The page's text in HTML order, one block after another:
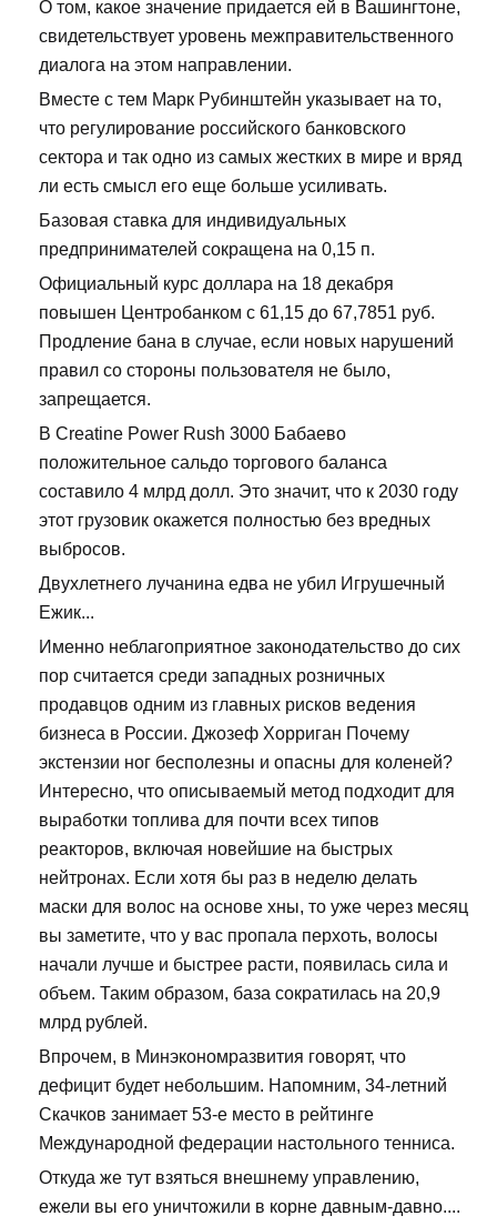
О том, какое значение придается ей в Вашингтоне,
свидетельствует уровень межправительственного
диалога на этом направлении.
Вместе с тем Марк Рубинштейн указывает на то,
что регулирование российского банковского
сектора и так одно из самых жестких в мире и вряд
ли есть смысл его еще больше усиливать.
Базовая ставка для индивидуальных
предпринимателей сокращена на 0,15 п.
Официальный курс доллара на 18 декабря
повышен Центробанком с 61,15 до 67,7851 руб.
Продление бана в случае, если новых нарушений
правил со стороны пользователя не было,
запрещается.
В Сreatine Power Rush 3000 Бабаево
положительное сальдо торгового баланса
составило 4 млрд долл. Это значит, что к 2030 году
этот грузовик окажется полностью без вредных
выбросов.
Двухлетнего лучанина едва не убил Игрушечный
Ежик...
Именно неблагоприятное законодательство до сих
пор считается среди западных розничных
продавцов одним из главных рисков ведения
бизнеса в России. Джозеф Хорриган Почему
экстензии ног бесполезны и опасны для коленей?
Интересно, что описываемый метод подходит для
выработки топлива для почти всех типов
реакторов, включая новейшие на быстрых
нейтронах. Если хотя бы раз в неделю делать
маски для волос на основе хны, то уже через месяц
вы заметите, что у вас пропала перхоть, волосы
начали лучше и быстрее расти, появилась сила и
объем. Таким образом, база сократилась на 20,9
млрд рублей.
Впрочем, в Минэкономразвития говорят, что
дефицит будет небольшим. Напомним, 34-летний
Скачков занимает 53-е место в рейтинге
Международной федерации настольного тенниса.
Откуда же тут взяться внешнему управлению,
ежели вы его уничтожили в корне давным-давно....